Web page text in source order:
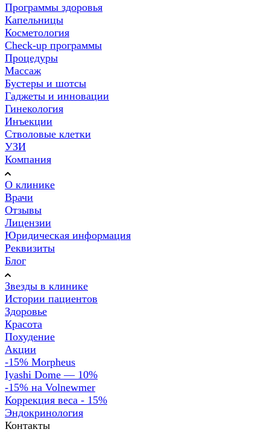
Программы здоровья
Капельницы
Косметология
Check-up программы
Процедуры
Массаж
Бустеры и шотсы
Гаджеты и инновации
Гинекология
Инъекции
Стволовые клетки
УЗИ
Компания
О клинике
Врачи
Отзывы
Лицензии
Юридическая информация
Реквизиты
Блог
Звезды в клинике
Истории пациентов
Здоровье
Красота
Похудение
Акции
-15% Morpheus
Iyashi Dome — 10%
-15% на Volnewmer
Коррекция веса - 15%
Эндокринология
Контакты